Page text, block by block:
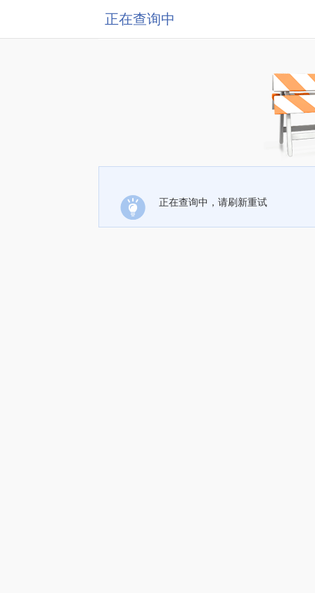
正在查询中
正在查询中，请刷新重试